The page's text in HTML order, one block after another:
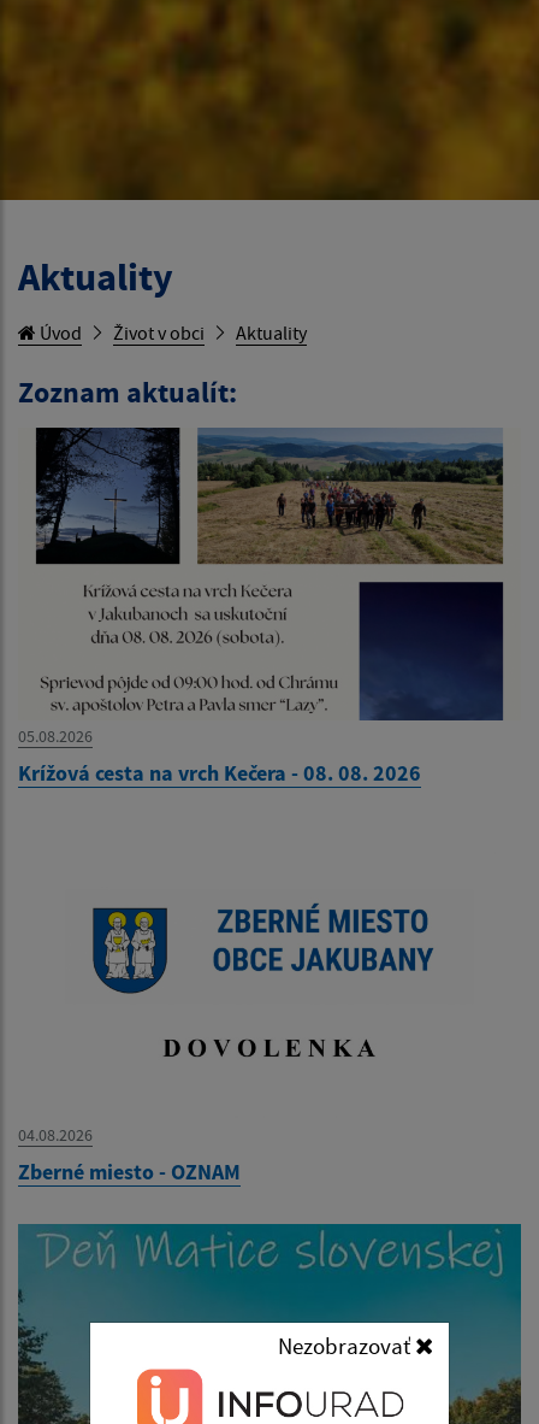
Nezobrazovať
Aktuality
Úvod Život v obci Aktuality
Zoznam aktualít:
05.08.2026
Krížová cesta na vrch Kečera - 08. 08. 2026
04.08.2026
Zberné miesto - OZNAM